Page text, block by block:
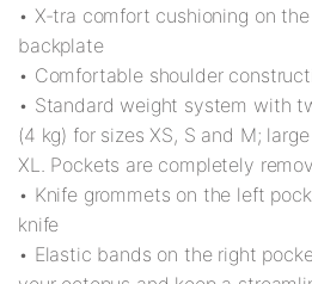
• X-tra comfort cushioning on
backplate
• Comfortable shoulder
• Standard weight system with
(4 kg) for sizes XS, S and M;
XL. Pockets are completely
• Knife grommets on the left
knife
• Elastic bands on the right